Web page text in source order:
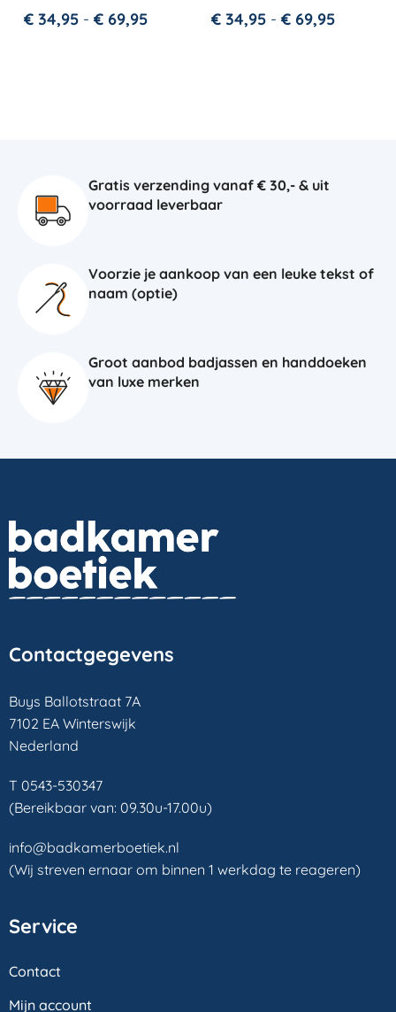
€ 34,95 - € 69,95 € 34,95 - € 69,95
Gratis verzending vanaf € 30,- & uit
voorraad leverbaar
Voorzie je aankoop van een leuke tekst of
naam (optie)
Groot aanbod badjassen en handdoeken
van luxe merken
Contactgegevens
Buys Ballotstraat 7A
7102 EA Winterswijk
Nederland
T 0543-530347
(Bereikbaar van: 09.30u-17.00u)
info@badkamerboetiek.nl
(Wij streven ernaar om binnen 1 werkdag te reageren)
Service
Contact
Mijn account